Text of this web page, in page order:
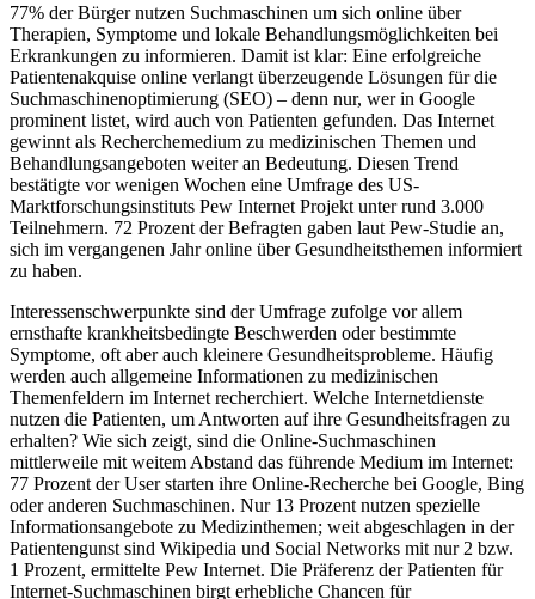
77% der Bürger nutzen Suchmaschinen um sich online über
Therapien, Symptome und lokale Behandlungsmöglichkeiten bei
Erkrankungen zu informieren. Damit ist klar: Eine erfolgreiche
Patientenakquise online verlangt überzeugende Lösungen für die
Suchmaschinenoptimierung (SEO) – denn nur, wer in Google
prominent listet, wird auch von Patienten gefunden. Das Internet
gewinnt als Recherchemedium zu medizinischen Themen und
Behandlungsangeboten weiter an Bedeutung. Diesen Trend
bestätigte vor wenigen Wochen eine Umfrage des US-
Marktforschungsinstituts Pew Internet Projekt unter rund 3.000
Teilnehmern. 72 Prozent der Befragten gaben laut Pew-Studie an,
sich im vergangenen Jahr online über Gesundheitsthemen informiert
zu haben.
Interessenschwerpunkte sind der Umfrage zufolge vor allem
ernsthafte krankheitsbedingte Beschwerden oder bestimmte
Symptome, oft aber auch kleinere Gesundheitsprobleme. Häufig
werden auch allgemeine Informationen zu medizinischen
Themenfeldern im Internet recherchiert. Welche Internetdienste
nutzen die Patienten, um Antworten auf ihre Gesundheitsfragen zu
erhalten? Wie sich zeigt, sind die Online-Suchmaschinen
mittlerweile mit weitem Abstand das führende Medium im Internet:
77 Prozent der User starten ihre Online-Recherche bei Google, Bing
oder anderen Suchmaschinen. Nur 13 Prozent nutzen spezielle
Informationsangebote zu Medizinthemen; weit abgeschlagen in der
Patientengunst sind Wikipedia und Social Networks mit nur 2 bzw.
1 Prozent, ermittelte Pew Internet. Die Präferenz der Patienten für
Internet-Suchmaschinen birgt erhebliche Chancen für